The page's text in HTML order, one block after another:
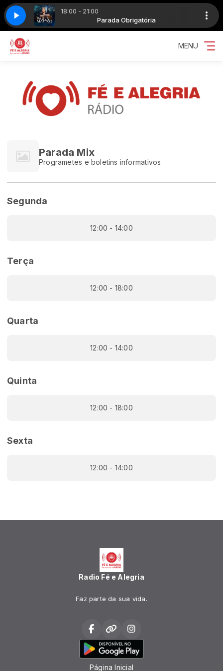
18:00 - 21:00
Parada Obrigatória
- QUE SORTE A NOSSA PAULA MATTOS - QUE SORTE A NOSSA
MENU
Parada Mix
Programetes e boletins informativos
Segunda
12:00 - 14:00
Terça
12:00 - 18:00
Quarta
12:00 - 14:00
Quinta
12:00 - 18:00
Sexta
12:00 - 14:00
Radio Fé e Alegria
Faz parte da sua vida.
Página Inicial